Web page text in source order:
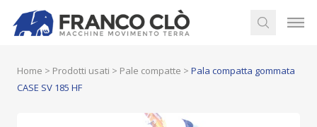
Home > Prodotti usati > Pale compatte > Pala compatta gommata
CASE SV 185 HF